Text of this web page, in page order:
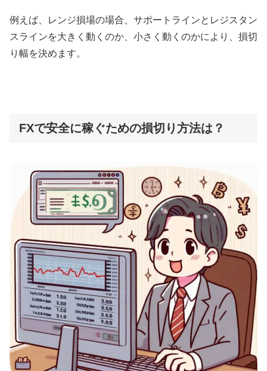
例えば、レンジ損場の場合、サポートラインとレジスタン
スラインを大きく動くのか、小さく動くのかにより、損切
り幅を決めます。
FXで安全に稼ぐための損切り方法は？